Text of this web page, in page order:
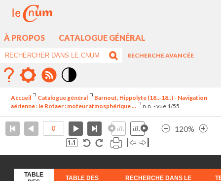
À PROPOS CATALOGUE GÉNÉRAL
RECHERCHE AVANCÉE
élévé
Accueil Catalogue général
Barnout, Hippolyte (18..-18..) - Navigation
aérienne : le Rotaer : moteur atmosphérique ...
n.n. - vue 1/55
120%
TABLE
TABLE DES
RECHERCHE DANS LE